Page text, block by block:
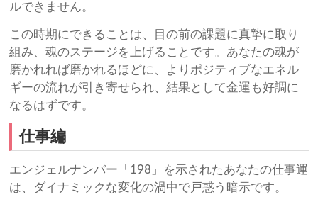
ルできません。
この時期にできることは、目の前の課題に真摯に取り
組み、魂のステージを上げることです。あなたの魂が
磨かれれば磨かれるほどに、よりポジティブなエネル
ギーの流れが引き寄せられ、結果として金運も好調に
なるはずです。
仕事編
エンジェルナンバー「198」を示されたあなたの仕事運
は、ダイナミックな変化の渦中で戸惑う暗示です。